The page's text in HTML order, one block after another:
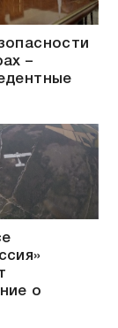
–
о